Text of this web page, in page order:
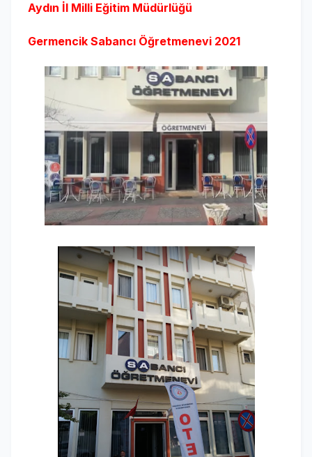
Aydın İl Milli Eğitim Müdürlüğü
Germencik Sabancı Öğretmenevi 2021